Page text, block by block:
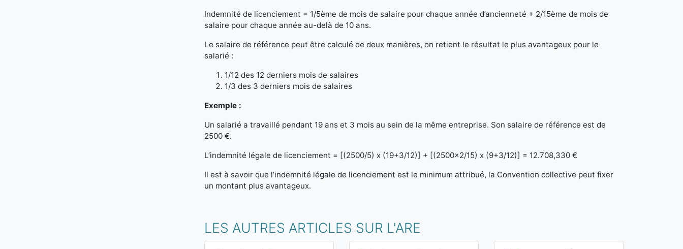
Indemnité de licenciement = 1/5ème de mois de salaire pour chaque année d’ancienneté + 2/15ème de mois de
salaire pour chaque année au-delà de 10 ans.
Le salaire de référence peut être calculé de deux manières, on retient le résultat le plus avantageux pour le
salarié :
1/12 des 12 derniers mois de salaires
1/3 des 3 derniers mois de salaires
Exemple :
Un salarié a travaillé pendant 19 ans et 3 mois au sein de la même entreprise. Son salaire de référence est de
2500 €.
L’indemnité légale de licenciement = [(2500/5) x (19+3/12)] + [(2500x2/15) x (9+3/12)] = 12.708,330 €
Il est à savoir que l’indemnité légale de licenciement est le minimum attribué, la Convention collective peut fixer
un montant plus avantageux.
LES AUTRES ARTICLES SUR L'ARE